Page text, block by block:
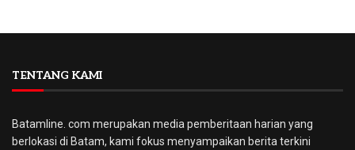
TENTANG KAMI
Batamline. com merupakan media pemberitaan harian yang
berlokasi di Batam, kami fokus menyampaikan berita terkini